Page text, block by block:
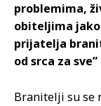
problemima,
obiteljima
prijatelja
od srca za sve”
Branitelji su se